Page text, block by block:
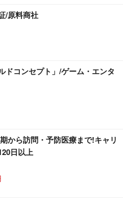
/原料商社
ドコンセプト」/ゲーム・エンタ
から訪問・予防医療まで!キャリ
日以上